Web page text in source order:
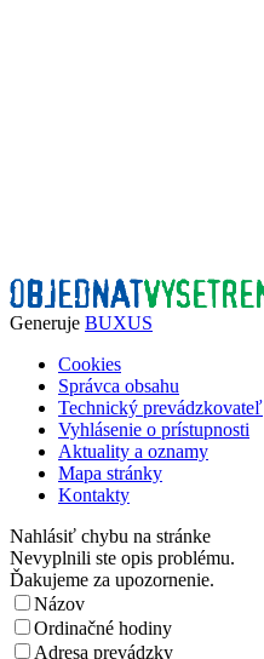
Generuje BUXUS
Cookies
Správca obsahu
Technický prevádzkovateľ
Vyhlásenie o prístupnosti
Aktuality a oznamy
Mapa stránky
Kontakty
Nahlásiť chybu na stránke
Nevyplnili ste opis problému.
Ďakujeme za upozornenie.
Názov
Ordinačné hodiny
Adresa prevádzky